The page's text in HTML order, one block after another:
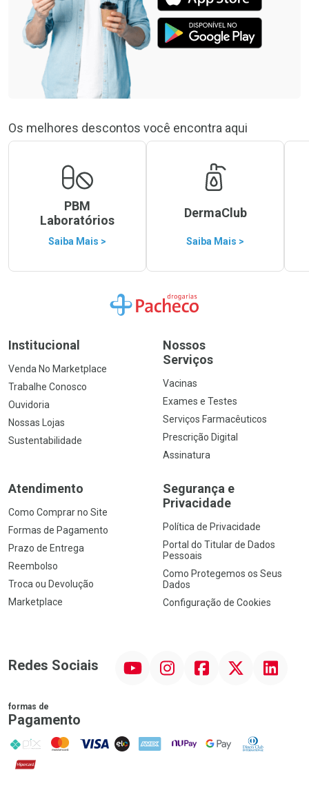
Os melhores descontos você encontra aqui
PBM
Laboratórios
Saiba Mais >
DermaClub
Saiba Mais >
Ir para a Home
Institucional
Venda No Marketplace
Trabalhe Conosco
Ouvidoria
Nossas Lojas
Sustentabilidade
Nossos
Serviços
Vacinas
Exames e Testes
Serviços Farmacêuticos
Prescrição Digital
Assinatura
Atendimento
Como Comprar no Site
Formas de Pagamento
Prazo de Entrega
Reembolso
Troca ou Devolução
Marketplace
Segurança e
Privacidade
Política de Privacidade
Portal do Titular de Dados
Pessoais
Como Protegemos os Seus
Dados
Configuração de Cookies
Redes Sociais InstagramFacebookTwitter Linkedin
formas de
Pagamento
PIX MasterCard
VISA ELO AMEX NuPay Google PayDiners Club
Hipercard